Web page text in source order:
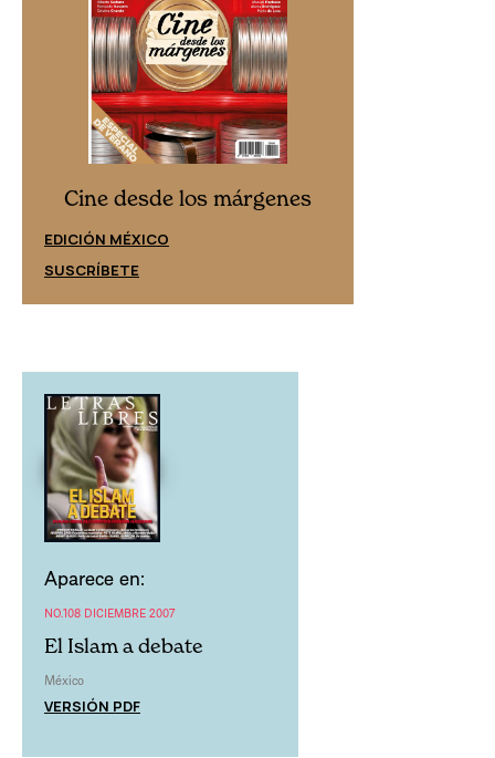
Cine desde los márgenes
EDICIÓN MÉXICO
SUSCRÍBETE
Aparece en:
NO.108 DICIEMBRE 2007
El Islam a debate
México
VERSIÓN PDF